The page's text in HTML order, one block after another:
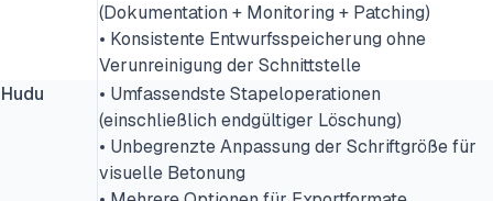
(Dokumentation + Monitoring + Patching)
• Konsistente Entwurfsspeicherung ohne
Verunreinigung der Schnittstelle
Hudu
• Umfassendste Stapeloperationen
(einschließlich endgültiger Löschung)
• Unbegrenzte Anpassung der Schriftgröße für
visuelle Betonung